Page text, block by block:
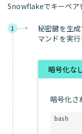
Snowflakeでキーペア
1
秘密鍵を生
マンドを実行
暗号化な
暗号化さ
bash